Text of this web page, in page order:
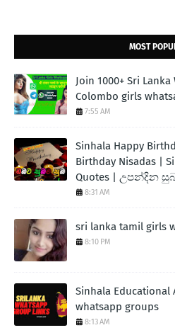
MOST
Join 1000+ Sri
Colombo girls
7:55 AM
Sinhala Happy
Birthday Nisadas |
Quotes | උපන්දින
8:31 AM
sri lanka tamil girls
8:10 PM
Sinhala Educational
whatsapp groups
8:13 AM